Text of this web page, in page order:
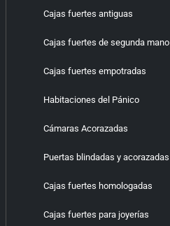
Cajas fuertes antiguas
Cajas fuertes de segunda mano
Cajas fuertes empotradas
Habitaciones del Pánico
Cámaras Acorazadas
Puertas blindadas y acorazadas
Cajas fuertes homologadas
Cajas fuertes para joyerías